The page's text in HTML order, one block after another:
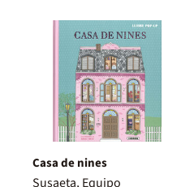
Casa de nines
Susaeta, Equipo